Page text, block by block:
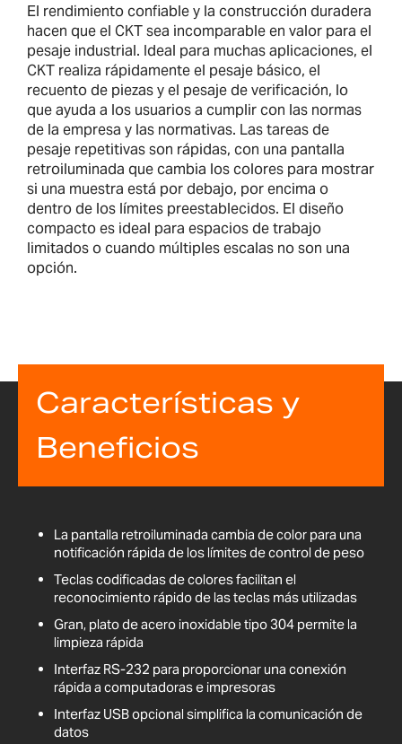
El rendimiento confiable y la construcción duradera
hacen que el CKT sea incomparable en valor para el
pesaje industrial. Ideal para muchas aplicaciones, el
CKT realiza rápidamente el pesaje básico, el
recuento de piezas y el pesaje de verificación, lo
que ayuda a los usuarios a cumplir con las normas
de la empresa y las normativas. Las tareas de
pesaje repetitivas son rápidas, con una pantalla
retroiluminada que cambia los colores para mostrar
si una muestra está por debajo, por encima o
dentro de los límites preestablecidos. El diseño
compacto es ideal para espacios de trabajo
limitados o cuando múltiples escalas no son una
opción.
Características y
Beneficios
La pantalla retroiluminada cambia de color para una
notificación rápida de los límites de control de peso
Teclas codificadas de colores facilitan el
reconocimiento rápido de las teclas más utilizadas
Gran, plato de acero inoxidable tipo 304 permite la
limpieza rápida
Interfaz RS-232 para proporcionar una conexión
rápida a computadoras e impresoras
Interfaz USB opcional simplifica la comunicación de
datos